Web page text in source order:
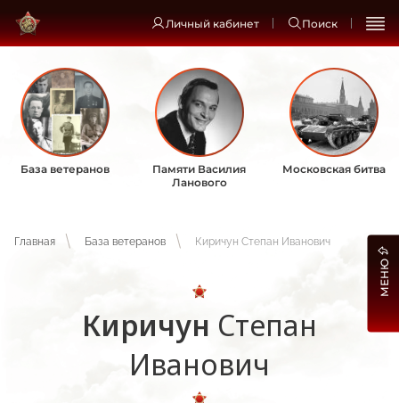
Личный кабинет Поиск
База ветеранов
Памяти Василия
Ланового
Московская битва
Главная База ветеранов Киричун Степан Иванович
Киричун Степан
Иванович
МЕНЮ